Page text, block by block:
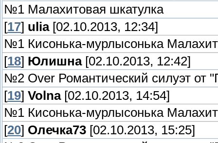
№1 Малахитовая шкатулка
[17] ulia[02.10.2013, 12:34]
№1 Кисонька-мурлысонька
[18] Юлишна[02.10.2013, 12:42]
№2 Over Романтический силуэт от
[19] Volna[02.10.2013, 14:54]
№1 Кисонька-мурлысонька
[20] Олечка73 [02.10.2013, 15:25]